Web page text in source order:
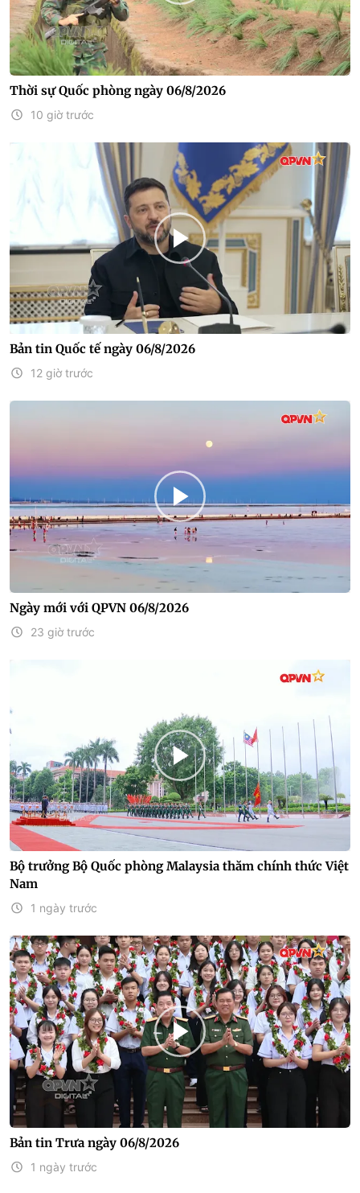
Thời sự Quốc phòng ngày 06/8/2026
10 giờ trước
Bản tin Quốc tế ngày 06/8/2026
12 giờ trước
Ngày mới với QPVN 06/8/2026
23 giờ trước
Bộ trưởng Bộ Quốc phòng Malaysia thăm chính thức Việt
Nam
1 ngày trước
Bản tin Trưa ngày 06/8/2026
1 ngày trước